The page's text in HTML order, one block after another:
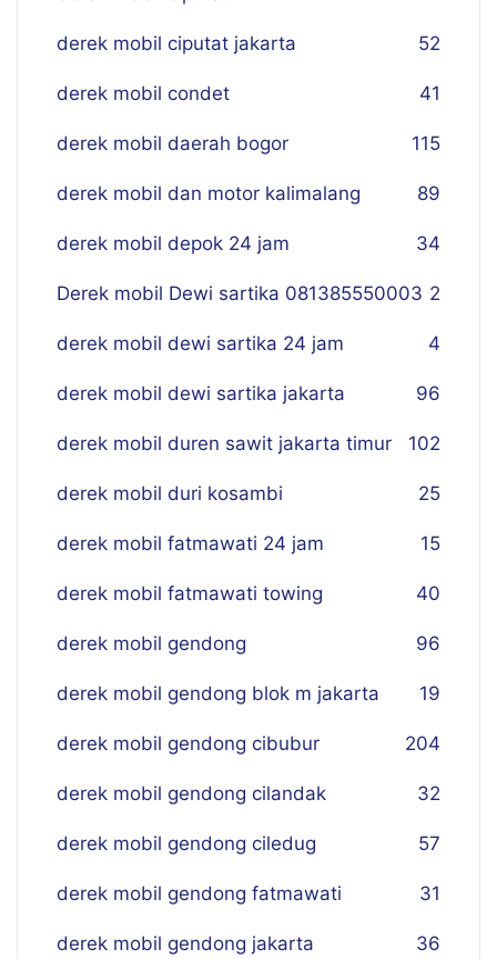
derek mobil ciputat jakarta 52
derek mobil condet 41
derek mobil daerah bogor 115
derek mobil dan motor kalimalang 89
derek mobil depok 24 jam 34
Derek mobil Dewi sartika 081385550003 2
derek mobil dewi sartika 24 jam 4
derek mobil dewi sartika jakarta 96
derek mobil duren sawit jakarta timur 102
derek mobil duri kosambi 25
derek mobil fatmawati 24 jam 15
derek mobil fatmawati towing 40
derek mobil gendong 96
derek mobil gendong blok m jakarta 19
derek mobil gendong cibubur 204
derek mobil gendong cilandak 32
derek mobil gendong ciledug 57
derek mobil gendong fatmawati 31
derek mobil gendong jakarta 36